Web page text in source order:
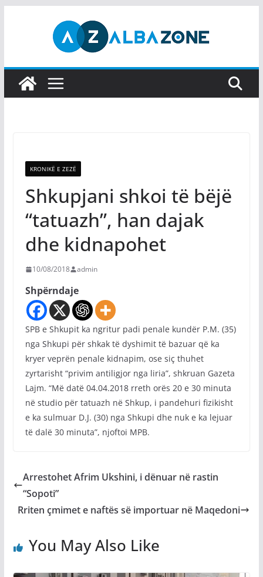
KRONIKË E ZEZË
Shkupjani shkoi të bëjë
“tatuazh”, han dajak
dhe kidnapohet
10/08/2018 admin
Shpërndaje
SPB e Shkupit ka ngritur padi penale kundër P.M. (35)
nga Shkupi për shkak të dyshimit të bazuar që ka
kryer veprën penale kidnapim, ose siç thuhet
zyrtarisht “privim antiligjor nga liria”, shkruan Gazeta
Lajm. “Më datë 04.04.2018 rreth orës 20 e 30 minuta
në studio për tatuazh në Shkup, i pandehuri fizikisht
e ka sulmuar D.Ј. (30) nga Shkupi dhe nuk e ka lejuar
të dalë 30 minuta”, njoftoi MPB.
Arrestohet Afrim Ukshini, i dënuar në rastin
“Sopoti”
Rriten çmimet e naftës së importuar në Maqedoni
You May Also Like